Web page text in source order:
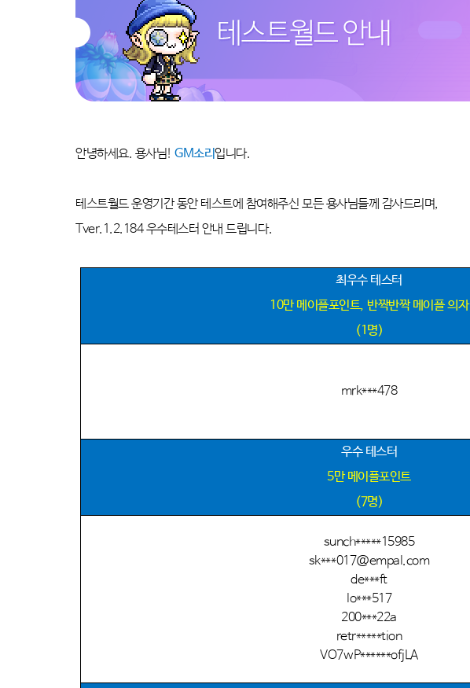
안녕하세요. 용사님!GM소리입니다.
테스트월드 운영기간 동안 테스트에 참여해주신 모든 용사님들께 감사드리며,
Tver.1.2.184우수테스터 안내 드립니다.
최우수 테스터
10만 메이플포인트, 반짝반짝 메이플 의자
(1명)
mrk***478
우수 테스터
5만 메이플포인트
(7명)
sunch*****15985
sk***017@empal.com
de***ft
lo***517
200***22a
retr*****tion
VO7wP******ofjLA